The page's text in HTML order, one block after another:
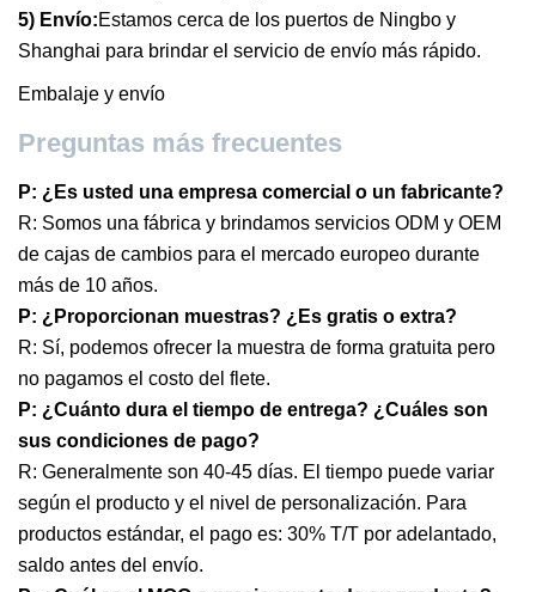
5) Envío:Estamos cerca de los puertos de Ningbo y
Shanghai para brindar el servicio de envío más rápido.
Embalaje y envío
Preguntas más frecuentes
P: ¿Es usted una empresa comercial o un fabricante?
R: Somos una fábrica y brindamos servicios ODM y OEM
de cajas de cambios para el mercado europeo durante
más de 10 años.
P: ¿Proporcionan muestras? ¿Es gratis o extra?
R: Sí, podemos ofrecer la muestra de forma gratuita pero
no pagamos el costo del flete.
P: ¿Cuánto dura el tiempo de entrega? ¿Cuáles son
sus condiciones de pago?
R: Generalmente son 40-45 días. El tiempo puede variar
según el producto y el nivel de personalización. Para
productos estándar, el pago es: 30% T/T por adelantado,
saldo antes del envío.